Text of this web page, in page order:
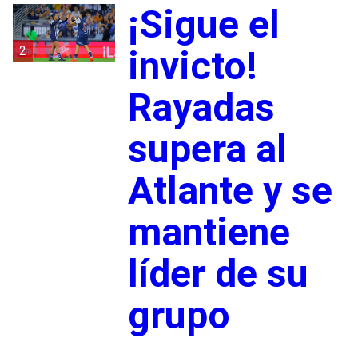
2
¡Sigue el
invicto!
Rayadas
supera al
Atlante y se
mantiene
líder de su
grupo